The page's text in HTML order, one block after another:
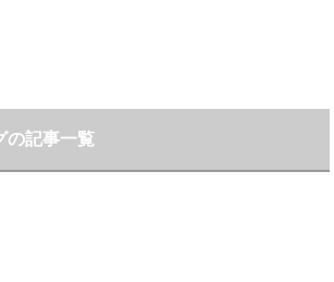
の記事一覧